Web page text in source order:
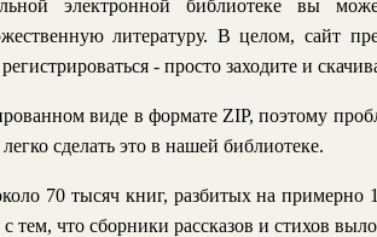
электронной библиотеке вы
литературу. В целом, сайт
- просто заходите и
виде в формате ZIP, поэтому
сделать это в нашей библиотеке.
70 тысяч книг, разбитых на примерно
с тем, что сборники рассказов и стихов